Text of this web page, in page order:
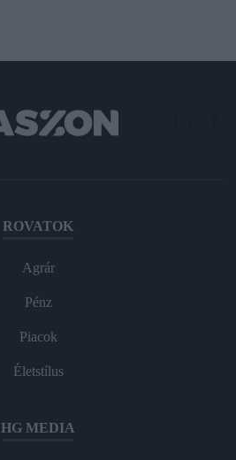
ROVATOK
Agrár
Pénz
Piacok
Életstílus
HG MEDIA